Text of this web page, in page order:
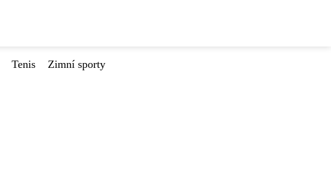
Tenis Zimní sporty